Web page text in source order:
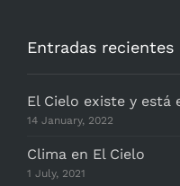
Entradas recientes
El Cielo existe y está
14 January, 2022
Clima en El Cielo
1 July, 2021